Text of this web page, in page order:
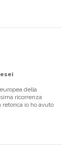
della
ricorrenza
io ho avuto